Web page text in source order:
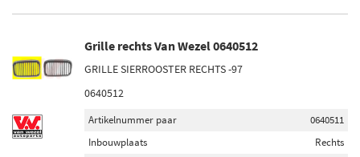
Grille rechts Van Wezel 0640512
GRILLE SIERROOSTER RECHTS -97
0640512
Artikelnummer paar
0640511
Inbouwplaats
Rechts